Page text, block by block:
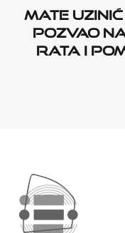
Mate
pozvao
rata i